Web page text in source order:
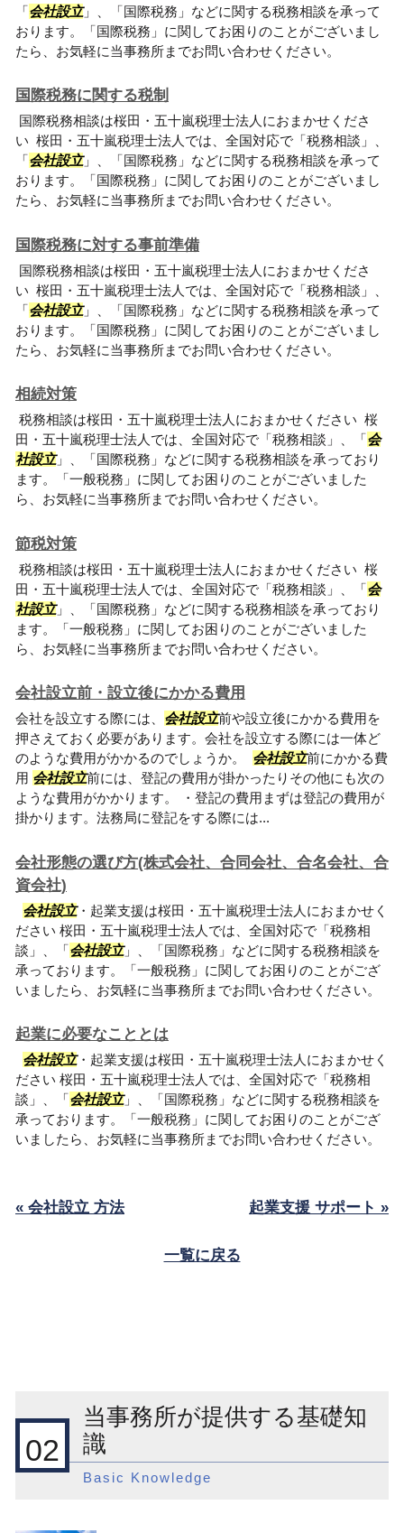
「会社設立」、「国際税務」などに関する税務相談を承って
おります。「国際税務」に関してお困りのことがございまし
たら、お気軽に当事務所までお問い合わせください。
国際税務に関する税制
国際税務相談は桜田・五十嵐税理士法人におまかせくださ
い 桜田・五十嵐税理士法人では、全国対応で「税務相談」、
「会社設立」、「国際税務」などに関する税務相談を承って
おります。「国際税務」に関してお困りのことがございまし
たら、お気軽に当事務所までお問い合わせください。
国際税務に対する事前準備
国際税務相談は桜田・五十嵐税理士法人におまかせくださ
い 桜田・五十嵐税理士法人では、全国対応で「税務相談」、
「会社設立」、「国際税務」などに関する税務相談を承って
おります。「国際税務」に関してお困りのことがございまし
たら、お気軽に当事務所までお問い合わせください。
相続対策
税務相談は桜田・五十嵐税理士法人におまかせください 桜
田・五十嵐税理士法人では、全国対応で「税務相談」、「会
社設立」、「国際税務」などに関する税務相談を承っており
ます。「一般税務」に関してお困りのことがございました
ら、お気軽に当事務所までお問い合わせください。
節税対策
税務相談は桜田・五十嵐税理士法人におまかせください 桜
田・五十嵐税理士法人では、全国対応で「税務相談」、「会
社設立」、「国際税務」などに関する税務相談を承っており
ます。「一般税務」に関してお困りのことがございました
ら、お気軽に当事務所までお問い合わせください。
会社設立前・設立後にかかる費用
会社を設立する際には、 会社設立前や設立後にかかる費用を
押さえておく必要があります。会社を設立する際には一体ど
のような費用がかかるのでしょうか。 会社設立前にかかる費
用 会社設立前には、登記の費用が掛かったりその他にも次の
ような費用がかかります。 ・登記の費用まずは登記の費用が
掛かります。法務局に登記をする際には...
会社形態の選び方(株式会社、合同会社、合名会社、合
資会社)
会社設立・起業支援は桜田・五十嵐税理士法人におまかせく
ださい 桜田・五十嵐税理士法人では、全国対応で「税務相
談」、「会社設立」、「国際税務」などに関する税務相談を
承っております。「一般税務」に関してお困りのことがござ
いましたら、お気軽に当事務所までお問い合わせください。
起業に必要なこととは
会社設立・起業支援は桜田・五十嵐税理士法人におまかせく
ださい 桜田・五十嵐税理士法人では、全国対応で「税務相
談」、「会社設立」、「国際税務」などに関する税務相談を
承っております。「一般税務」に関してお困りのことがござ
いましたら、お気軽に当事務所までお問い合わせください。
« 会社設立 方法 起業支援 サポート »
一覧に戻る
02
当事務所が提供する基礎知
識
Basic Knowledge